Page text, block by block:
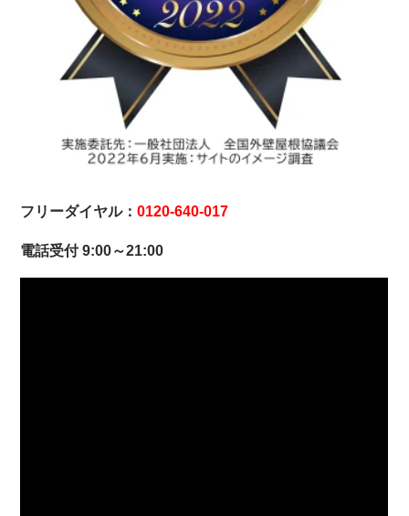
フリーダイヤル：0120-640-017
電話受付 9:00～21:00